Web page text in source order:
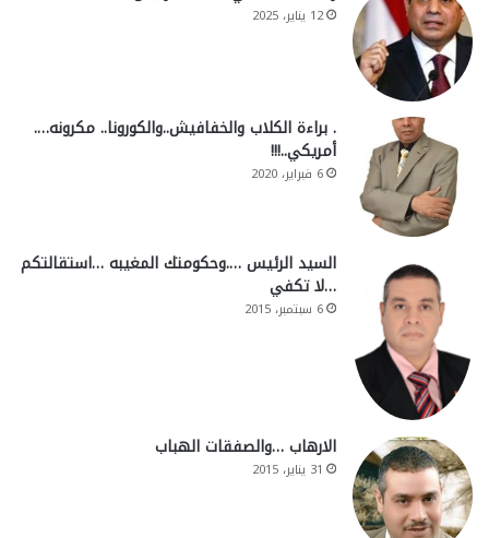
12 يناير، 2025
. براءة الكلاب والخفافيش..والكورونا.. مكرونه….
أمريكي..!!!
6 فبراير، 2020
السيد الرئيس ….وحكومتك المغيبه …استقالتكم
…لا تكفي
6 سبتمبر، 2015
الارهاب …والصفقات الهباب
31 يناير، 2015